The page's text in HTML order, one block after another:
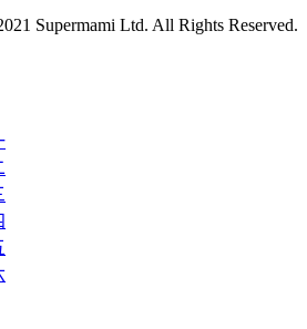
Supermami Ltd. All Rights Reserved.